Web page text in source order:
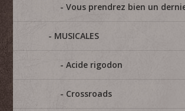
Vous prendrez bien un
MUSICALES
Acide rigodon
Crossroads